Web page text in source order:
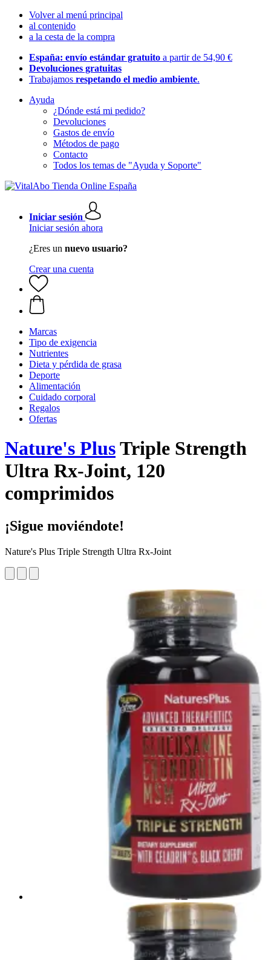
Volver al menú principal
al contenido
a la cesta de la compra
España: envío estándar gratuito a partir de 54,90 €
Devoluciones gratuitas
Trabajamos respetando el medio ambiente.
Ayuda
¿Dónde está mi pedido?
Devoluciones
Gastos de envío
Métodos de pago
Contacto
Todos los temas de "Ayuda y Soporte"
Iniciar sesión
Iniciar sesión ahora
¿Eres un nuevo usuario?
Crear una cuenta
Marcas
Tipo de exigencia
Nutrientes
Dieta y pérdida de grasa
Deporte
Alimentación
Cuidado corporal
Regalos
Ofertas
Nature's PlusTriple Strength
Ultra Rx-Joint, 120
comprimidos
¡Sigue moviéndote!
Nature's Plus Triple Strength Ultra Rx-Joint